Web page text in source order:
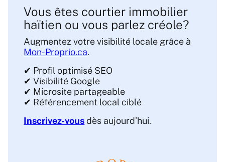
Vous êtes courtier immobilier
haïtien ou vous parlez créole?
Augmentez votre visibilité locale grâce à
Mon-Proprio.ca.
✔ Profil optimisé SEO
✔ Visibilité Google
✔ Microsite partageable
✔ Référencement local ciblé
Inscrivez-vousdès aujourd’hui.